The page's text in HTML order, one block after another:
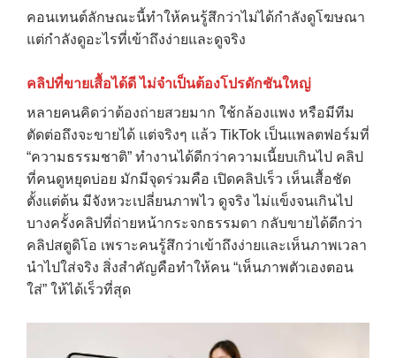
คอนเทนต์ลักษณะนี้ทำให้คนรู้สึกว่าไม่ได้กำลังดูโฆษณา
แต่กำลังดูอะไรที่เข้าถึงง่ายและดูจริง
คลิปที่ขายเสื้อได้ดี ไม่จำเป็นต้องโปรดักชันใหญ่
หลายคนคิดว่าต้องถ่ายสวยมาก ใช้กล้องแพง หรือมีทีม
ตัดต่อถึงจะขายได้ แต่จริงๆ แล้ว TikTok เป็นแพลตฟอร์มที่
“ความธรรมชาติ” ทำงานได้ดีกว่าความเนี้ยบเกินไป คลิป
ที่คนดูหยุดบ่อย มักมีจุดร่วมคือ เปิดคลิปเร็ว เห็นเสื้อชัด
ตั้งแต่ต้น มีจังหวะเปลี่ยนภาพไว ดูจริง ไม่แข็งจนเกินไป
บางครั้งคลิปที่ถ่ายหน้ากระจกธรรมดา กลับขายได้ดีกว่า
คลิปสตูดิโอ เพราะคนรู้สึกว่าเข้าถึงง่ายและเห็นภาพเวลา
นำไปใส่จริง สิ่งสำคัญคือทำให้คน “เห็นภาพตัวเองตอน
ใส่” ให้ได้เร็วที่สุด